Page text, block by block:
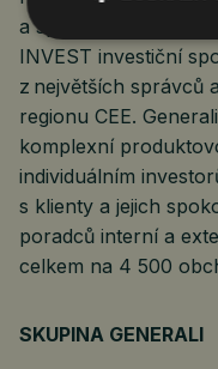
a správy aktiv. Na
INVEST investiční
z největších správců
regionu CEE.
komplexní
individuálním
s klienty a jejich
poradců interní a
celkem na 4 500
SKUPINA GENERALI